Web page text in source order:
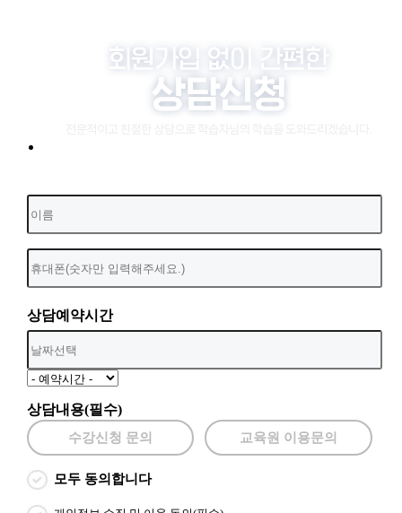
상담예약시간
상담내용(필수)
수강신청 문의 교육원 이용문의
모두 동의합니다